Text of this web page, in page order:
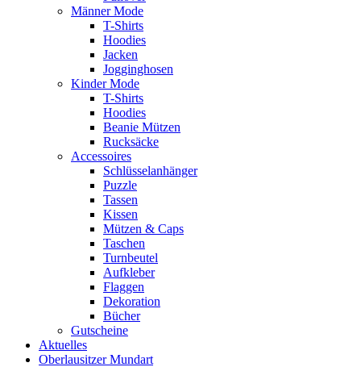
Männer Mode
T-Shirts
Hoodies
Jacken
Jogginghosen
Kinder Mode
T-Shirts
Hoodies
Beanie Mützen
Rucksäcke
Accessoires
Schlüsselanhänger
Puzzle
Tassen
Kissen
Mützen & Caps
Taschen
Turnbeutel
Aufkleber
Flaggen
Dekoration
Bücher
Gutscheine
Aktuelles
Oberlausitzer Mundart